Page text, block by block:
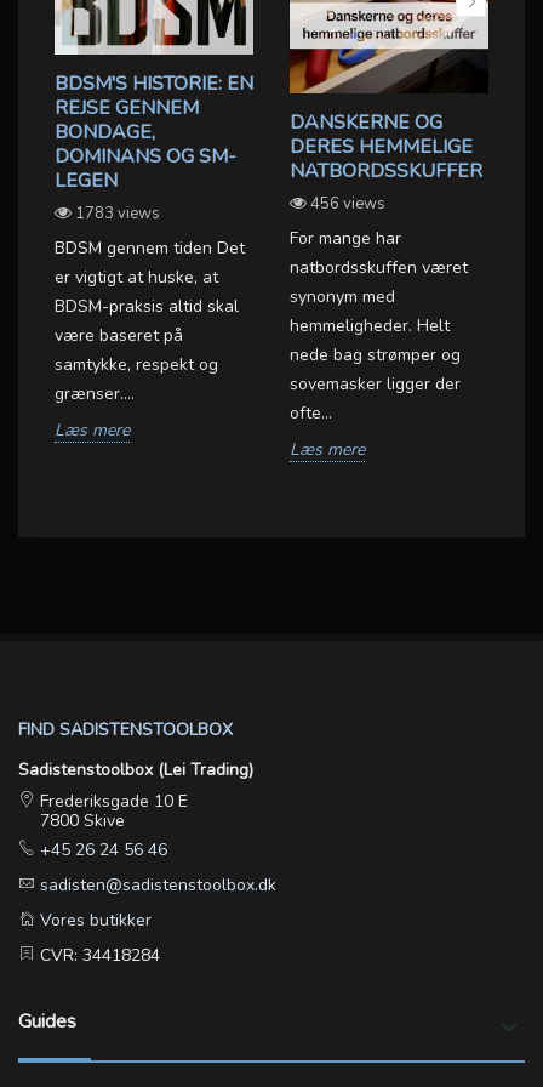
BDSM'S HISTORIE: EN
REJSE GENNEM
BONDAGE,
DOMINANS OG SM-
LEGEN
1783 views
BDSM gennem tiden Det
er vigtigt at huske, at
BDSM-praksis altid skal
være baseret på
samtykke, respekt og
grænser....
Læs mere
DANSKERNE OG
DERES HEMMELIGE
NATBORDSSKUFFER
456 views
For mange har
natbordsskuffen været
synonym med
hemmeligheder. Helt
nede bag strømper og
sovemasker ligger der
ofte...
Læs mere
FIND SADISTENSTOOLBOX
Sadistenstoolbox (Lei Trading)
Frederiksgade 10 E
7800 Skive
+45 26 24 56 46
sadisten@sadistenstoolbox.dk
Vores butikker
CVR: 34418284
Guides keyboard_arrow_down